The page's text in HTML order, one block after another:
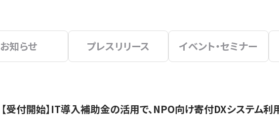
お知らせ プレスリリース イベント・セミナー
【受付開始】IT導入補助金の活用で、NPO向け寄付DXシステム